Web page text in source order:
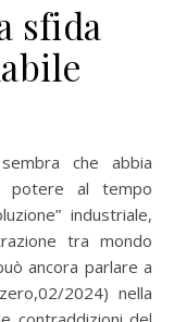
sfida
potere al tempo
industriale,
tra mondo
ancora parlare a
2024) nella